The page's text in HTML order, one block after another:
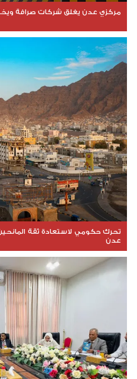
مركزي عدن يغلق شركات صرافة
تحرك حكومي لاستعادة ثقة
عدن